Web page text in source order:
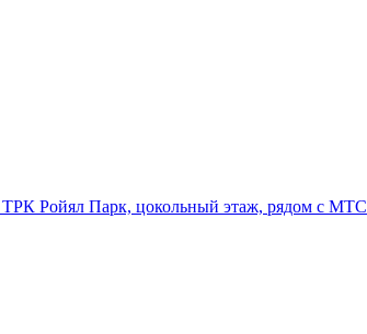
Ройял Парк, цокольный этаж, рядом с МТС